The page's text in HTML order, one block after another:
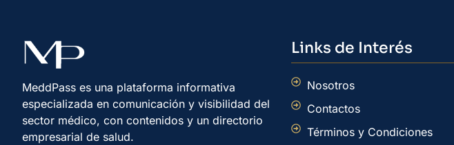
MeddPass es una plataforma informativa
especializada en comunicación y visibilidad del
sector médico, con contenidos y un directorio
empresarial de salud.
Links de Interés
Nosotros
Contactos
Términos y Condiciones